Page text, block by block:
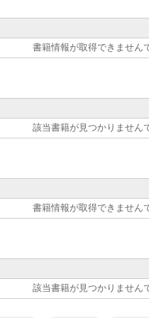
書籍情報が取得できません
該当書籍が見つかりません
書籍情報が取得できません
該当書籍が見つかりません